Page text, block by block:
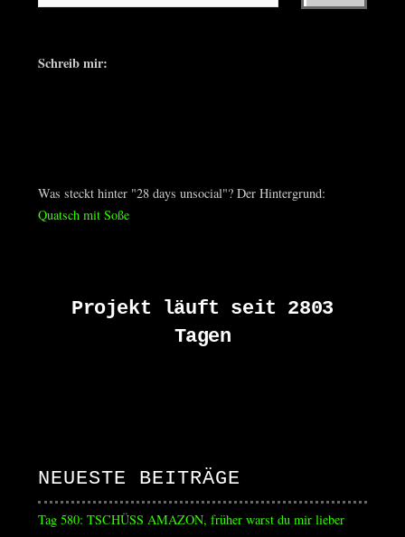
Schreib mir:
Was steckt hinter "28 days unsocial"? Der Hintergrund:
Quatsch mit Soße
Projekt läuft seit 2803
Tagen
NEUESTE BEITRÄGE
Tag 580: TSCHÜSS AMAZON, früher warst du mir lieber